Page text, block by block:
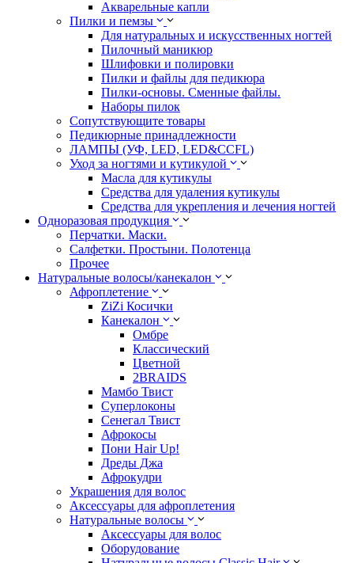
Акварельные капли
Пилки и пемзы
Для натуральных и искусственных ногтей
Пилочный маникюр
Шлифовки и полировки
Пилки и файлы для педикюра
Пилки-основы. Сменные файлы.
Наборы пилок
Сопутствующите товары
Педикюрные принадлежности
ЛАМПЫ (УФ, LED, LED&CCFL)
Уход за ногтями и кутикулой
Масла для кутикулы
Средства для удаления кутикулы
Средства для укрепления и лечения ногтей
Одноразовая продукция
Перчатки. Маски.
Салфетки. Простыни. Полотенца
Прочее
Натуральные волосы/канекалон
Афроплетение
ZiZi Косички
Канекалон
Омбре
Классический
Цветной
2BRAIDS
Мамбо Твист
Суперлоконы
Сенегал Твист
Афрокосы
Пони Hair Up!
Дреды Джа
Афрокудри
Украшения для волос
Аксессуары для афроплетения
Натуральные волосы
Аксессуары для волос
Оборудование